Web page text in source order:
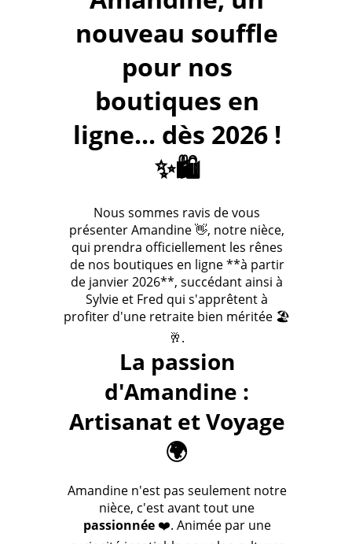
nouveau souffle
pour nos
boutiques en
ligne... dès 2026 !
✨🛍️
Nous sommes ravis de vous
présenter Amandine 👋, notre nièce,
qui prendra officiellement les rênes
de nos boutiques en ligne **à partir
de janvier 2026**, succédant ainsi à
Sylvie et Fred qui s'apprêtent à
profiter d'une retraite bien méritée 🏖️
🥂.
La passion
d'Amandine :
Artisanat et Voyage
🌍
Amandine n'est pas seulement notre
nièce, c'est avant tout une
passionnée❤️. Animée par une